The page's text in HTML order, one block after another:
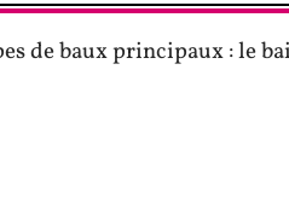
de baux principaux : le